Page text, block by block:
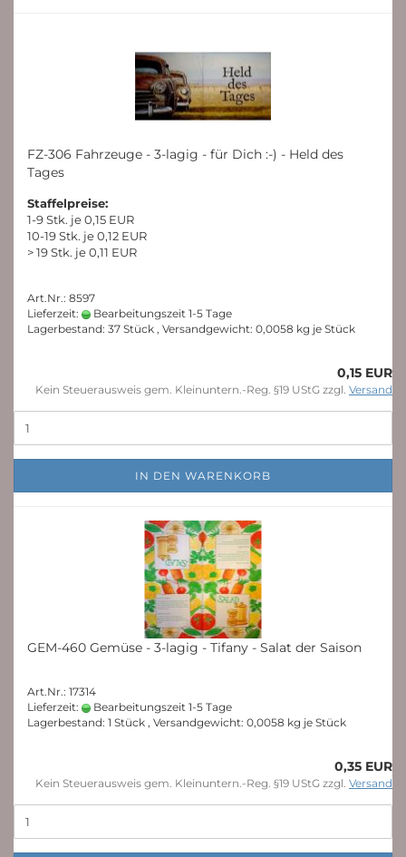
FZ-306 Fahrzeuge - 3-lagig - für Dich :-) - Held des
Tages
Staffelpreise:
1-9 Stk. je 0,15 EUR
10-19 Stk. je 0,12 EUR
> 19 Stk. je 0,11 EUR
Art.Nr.: 8597
Lieferzeit:
Bearbeitungszeit 1-5 Tage
Lagerbestand: 37 Stück , Versandgewicht: 0,0058 kg je Stück
0,15 EUR
Kein Steuerausweis gem. Kleinuntern.-Reg. §19 UStG zzgl. Versand
IN DEN WARENKORB
GEM-460 Gemüse - 3-lagig - Tifany - Salat der Saison
Art.Nr.: 17314
Lieferzeit:
Bearbeitungszeit 1-5 Tage
Lagerbestand: 1 Stück , Versandgewicht: 0,0058 kg je Stück
0,35 EUR
Kein Steuerausweis gem. Kleinuntern.-Reg. §19 UStG zzgl. Versand